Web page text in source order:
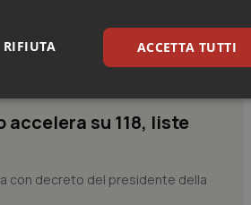
un anno record: 1.530 gli studi
su 118, liste
con decreto del presidente della
ACCETTA TUTTI
RIFIUTA
Marketing